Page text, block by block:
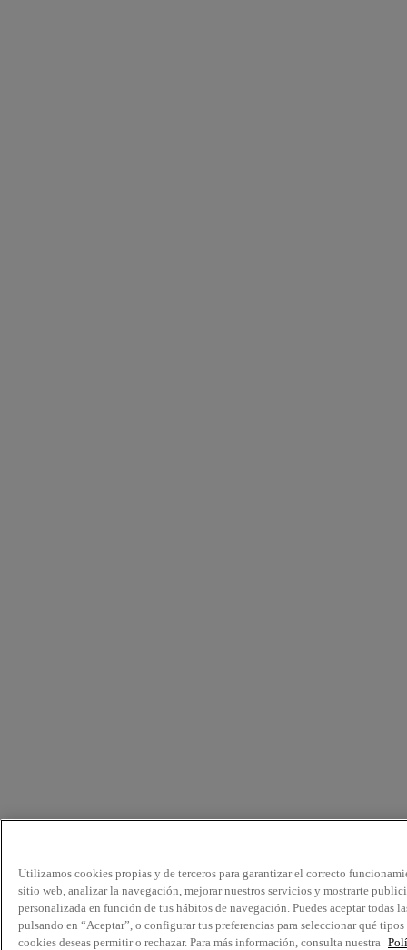
Utilizamos cookies propias y de terceros para garantizar el correcto
sitio web, analizar la navegación, mejorar nuestros servicios y mostrarte
personalizada en función de tus hábitos de navegación. Puedes aceptar todas
pulsando en “Aceptar”, o configurar tus preferencias para seleccionar qué tipos
cookies deseas permitir o rechazar. Para más información, consulta nuestra